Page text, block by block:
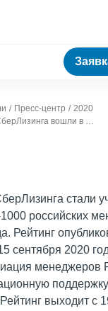
Пресс-центр
2020
ТОП-менеджеры СберЛизинга вошли в число лучших управленцев страны
стали
российских
Рейтинг
сентября 2020
менеджеров
выходит с